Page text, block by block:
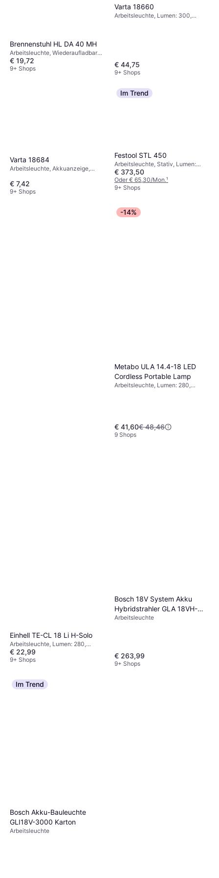
Brennenstuhl HL DA 40 MH
Arbeitsleuchte, Wiederaufladbare
Batterie inklusive, Lumen: 200,
Gewicht: 180g
€ 19,72
9+ Shops
Varta 18660
Arbeitsleuchte, Lumen: 300,
€ 44,75
9+ Shops
Varta 18684
Arbeitsleuchte, Akkuanzeige,
Gewicht: 765g
€ 7,42
9+ Shops
Im Trend
Festool STL 450
Arbeitsleuchte, Stativ, Lumen:
1200, Reichweite: 3 m, Gewicht:
1500g
€ 373,50
Oder € 65,30/Mon.¹
9+ Shops
-14%
Metabo ULA 14.4-18 LED
Cordless Portable Lamp
Arbeitsleuchte, Lumen: 280,
€ 41,60€ 48,46
9 Shops
Einhell TE-CL 18 Li H-Solo
Arbeitsleuchte, Lumen: 280,
Reichweite: 33 m, Gewicht: 210g
€ 22,99
9+ Shops
Bosch 18V System Akku
Hybridstrahler GLA 18VH-
7500
Arbeitsleuchte
€ 263,99
9+ Shops
Im Trend
Bosch Akku-Bauleuchte
GLI18V-3000 Karton
Arbeitsleuchte